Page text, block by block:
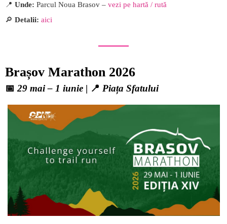
📍 Unde: Parcul Noua Brasov – vezi pe hartă / rută
🔎 Detalii: aici
Brașov Marathon 2026
📅29 mai – 1 iunie | 📍 Piața Sfatului